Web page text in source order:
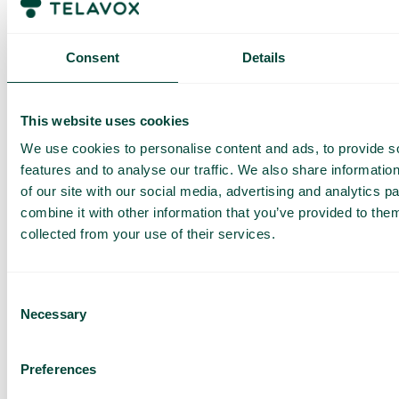
Consent Details
This website uses cookies
We use cookies to personalise content and ads, to provide
features and to analyse our traffic. We also share
of our site with our social media, advertising and analytics
combine it with other information that you’ve provided to
collected from your use of their services.
Selection
Necessary
Preferences
förutbestämt maxpris. När du har förbrukat den datamängden
Så fungerar det
Vanliga frågor och svar
undvika höga kostnader. Klicka på knappen nedan för att
läsa mer.